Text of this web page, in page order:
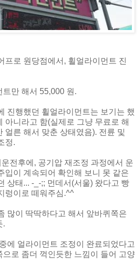
프로 원당점에서, 휠얼라이먼트 진
만 해서 55,000 원.
진행했던 휠얼라이먼트는 보기는 했
아니라고 함(실제로 그냥 무료로 해
얼른 해서 맞춘 상태였음). 전륜 및
정.
전후에, 공기압 재조정 과정에서 운
입이 계속되어 확인해 보니 못 같은
상태... -_-;; 먼데서(서울) 왔다고 빵
렁이로 떼워주심.^^
많이 딱딱하다고 해서 앞바퀴쪽은
.
에 얼라이먼트 조정이 완료되었다고
로 좀더 꺽인듯한 느낌이 들어 고양